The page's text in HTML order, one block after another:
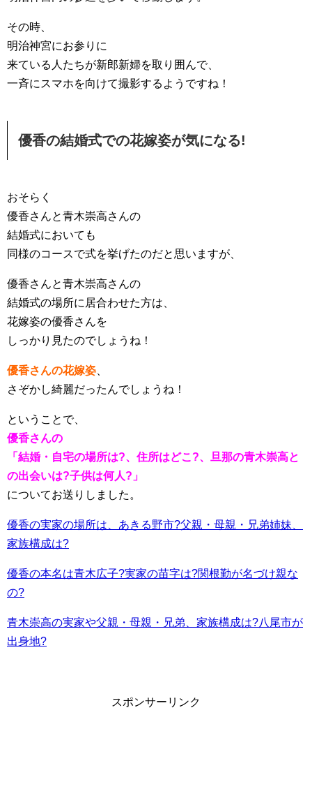
その時、
明治神宮にお参りに
来ている人たちが新郎新婦を取り囲んで、
一斉にスマホを向けて撮影するようですね！
優香の結婚式での花嫁姿が気になる!
おそらく
優香さんと青木崇高さんの
結婚式においても
同様のコースで式を挙げたのだと思いますが、
優香さんと青木崇高さんの
結婚式の場所に居合わせた方は、
花嫁姿の優香さんを
しっかり見たのでしょうね！
優香さんの花嫁姿
さぞかし綺麗だったんでしょうね！
ということで、
優香さんの
「結婚・自宅の場所は?、住所はどこ?、旦那の青木崇高と
の出会いは?子供は何人?」
についてお送りしました。
優香の実家の場所は、あきる野市?父親・母親・兄弟姉妹、
家族構成は?
優香の本名は青木広子?実家の苗字は?関根勤が名づけ親な
の?
青木崇高の実家や父親・母親・兄弟、家族構成は?八尾市が
出身地?
スポンサーリンク